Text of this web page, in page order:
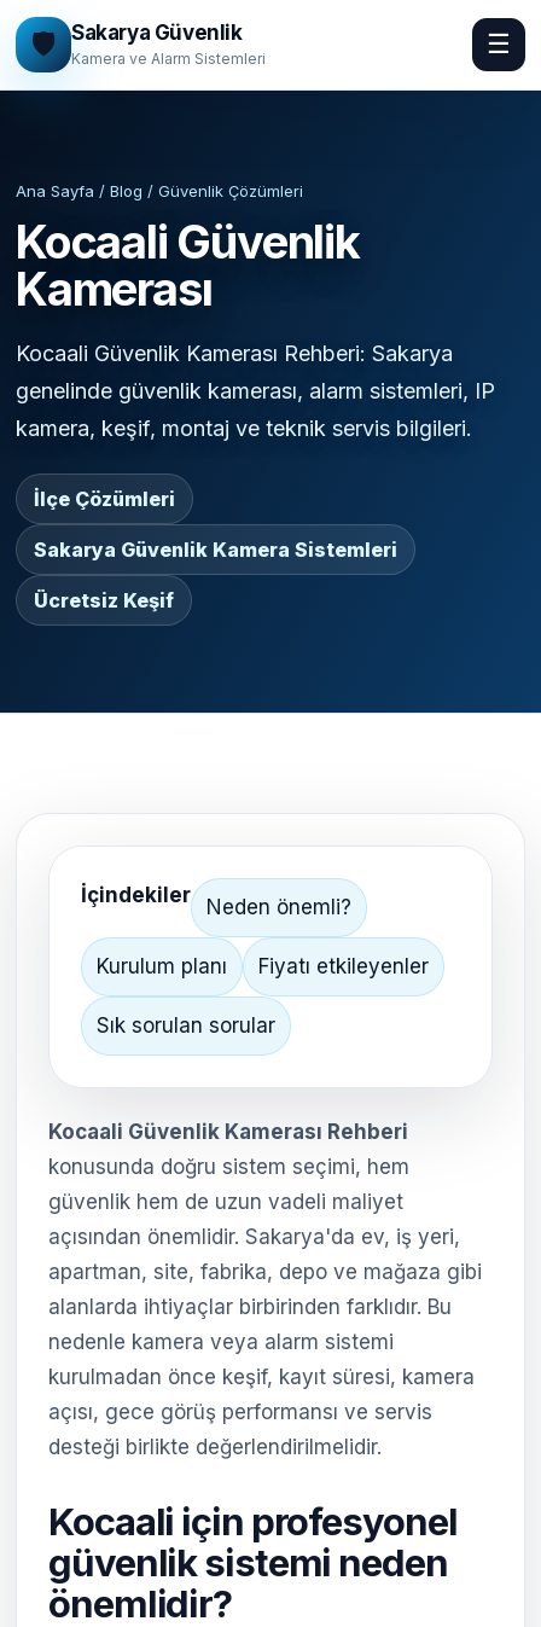
🛡️ Sakarya Güvenlik
Kamera ve Alarm Sistemleri ☰
Ana Sayfa / Blog / Güvenlik Çözümleri
Kocaali Güvenlik
Kamerası
Kocaali Güvenlik Kamerası Rehberi: Sakarya
genelinde güvenlik kamerası, alarm sistemleri, IP
kamera, keşif, montaj ve teknik servis bilgileri.
İlçe Çözümleri
Sakarya Güvenlik Kamera Sistemleri
Ücretsiz Keşif
İçindekiler Neden önemli?
Kurulum planı Fiyatı etkileyenler
Sık sorulan sorular
Kocaali Güvenlik Kamerası Rehberi
konusunda doğru sistem seçimi, hem
güvenlik hem de uzun vadeli maliyet
açısından önemlidir. Sakarya'da ev, iş yeri,
apartman, site, fabrika, depo ve mağaza gibi
alanlarda ihtiyaçlar birbirinden farklıdır. Bu
nedenle kamera veya alarm sistemi
kurulmadan önce keşif, kayıt süresi, kamera
açısı, gece görüş performansı ve servis
desteği birlikte değerlendirilmelidir.
Kocaali için profesyonel
güvenlik sistemi neden
önemlidir?